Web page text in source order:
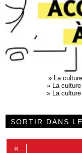
»
La
»
La
»
La
SORTIR DANS
«